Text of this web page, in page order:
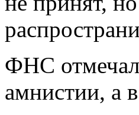
ФНС
амнистии, а